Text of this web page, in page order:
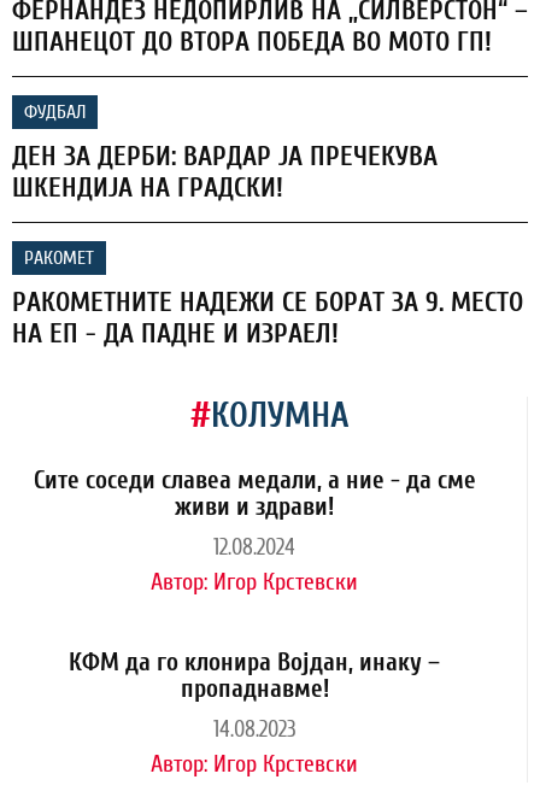
ФЕРНАНДЕЗ НЕДОПИРЛИВ НА „СИЛВЕРСТОН“ –
ШПАНЕЦОТ ДО ВТОРА ПОБЕДА ВО МОТО ГП!
ФУДБАЛ
ДЕН ЗА ДЕРБИ: ВАРДАР ЈА ПРЕЧЕКУВА
ШКЕНДИЈА НА ГРАДСКИ!
РАКОМЕТ
РАКОМЕТНИТЕ НАДЕЖИ СЕ БОРАТ ЗА 9. МЕСТО
НА ЕП - ДА ПАДНЕ И ИЗРАЕЛ!
#КОЛУМНА
Сите соседи славеа медали, а ние - да сме
живи и здрави!
12.08.2024
Автор: Игор Крстевски
КФМ да го клонира Војдан, инаку –
пропаднавме!
14.08.2023
Автор: Игор Крстевски